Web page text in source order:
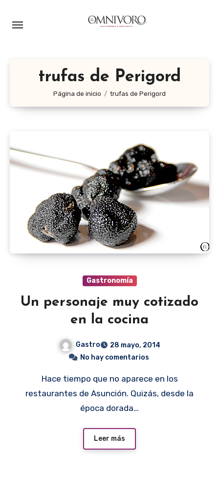
trufas de Perigord
Página de inicio trufas de Perigord
Gastronomía
Un personaje muy cotizado
en la cocina
Gastro
28 mayo, 2014
No hay comentarios
Hace tiempo que no aparece en los
restaurantes de Asunción. Quizás, desde la
época dorada…
Leer más